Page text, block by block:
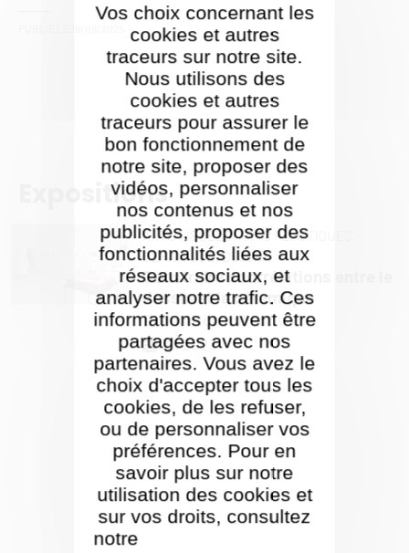
Vos choix concernant les
cookies et autres
traceurs sur notre site.
Nous utilisons des
cookies et autres
traceurs pour assurer le
bon fonctionnement de
notre site, proposer des
vidéos, personnaliser
nos contenus et nos
publicités, proposer des
fonctionnalités liées aux
réseaux sociaux, et
analyser notre trafic. Ces
informations peuvent être
partagées avec nos
partenaires. Vous avez le
choix d'accepter tous les
cookies, de les refuser,
ou de personnaliser vos
préférences. Pour en
savoir plus sur notre
utilisation des cookies et
sur vos droits, consultez
notre
Expositions
ARTS VISUELS,ARTS PLASTIQUES,
CÉRAMIQUE,DESSIN
Construire : corrélations entre le
dessin et la céramique
Exposition collective
10/2023